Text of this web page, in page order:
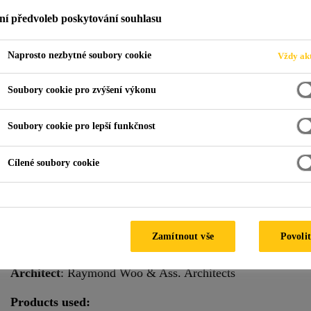
SINGAPORE
Special Features:Hot climate
: Amxon Steel
Architect: Raymond Woo & Ass. Architects
Products used:
předvoleb poskytování souhlasu
Naprosto nezbytné soubory cookie Vždy
Soubory cookie pro zvýšení výkonu
Soubory cookie pro lepší funkčnost
Cílené soubory cookie
Zamítnout vše Povolit